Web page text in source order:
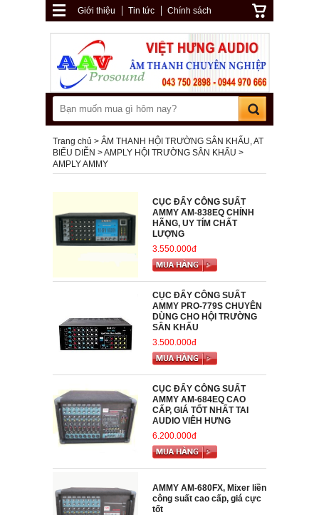
Giới thiệu Tin tức Chính sách
Trang chủ
ÂM THANH HỘI TRƯỜNG SÂN KHẤU, AT
BIỂU DIỄN
AMPLY HỘI TRƯỜNG SÂN KHẤU
AMPLY AMMY
CỤC ĐẨY CÔNG SUẤT
AMMY AM-838EQ CHÍNH
HÃNG, UY TÍM CHẤT
LƯỢNG
3.550.000đ
CỤC ĐẨY CÔNG SUẤT
AMMY PRO-779S CHUYÊN
DÙNG CHO HỘI TRƯỜNG
SÂN KHẤU
3.500.000đ
CỤC ĐẨY CÔNG SUẤT
AMMY AM-684EQ CAO
CẤP, GIÁ TỐT NHẤT TAI
AUDIO VIÊH HƯNG
6.200.000đ
AMMY AM-680FX, Mixer liền
công suất cao cấp, giá cực
tốt